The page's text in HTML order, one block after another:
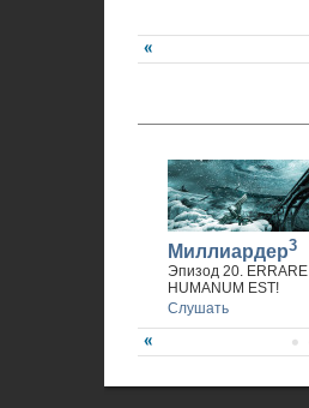
Миллиардер3
Эпизод 20. ERRARE
HUMANUM EST!
Слушать